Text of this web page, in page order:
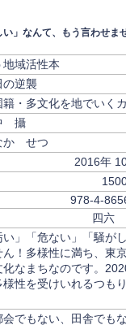
い」なんて、もう言わせま
地域活性本
の逆襲
籍・多文化を地でいく
攝
か せつ
2016年
978-4-
四六
い」「危ない」「騒が
ん！多様性に満ち、東
化なまちなのです。
様性を受けいれるつも
でもない、田舎でも